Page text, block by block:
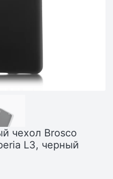
чехол Brosco
L3, черный